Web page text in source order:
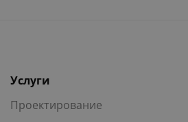
Услуги
Проектирование